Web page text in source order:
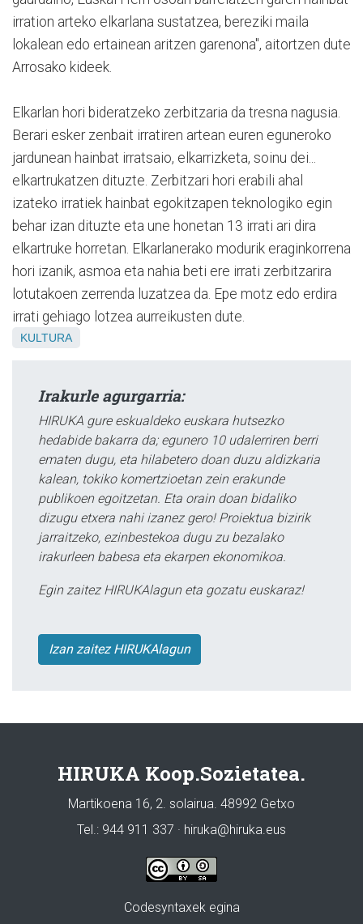
irration arteko elkarlana sustatzea, bereziki maila
lokalean edo ertainean aritzen garenona", aitortzen dute
Arrosako kideek.
Elkarlan hori bideratzeko zerbitzaria da tresna nagusia.
Berari esker zenbait irratiren artean euren eguneroko
jardunean hainbat irratsaio, elkarrizketa, soinu dei...
elkartrukatzen dituzte. Zerbitzari hori erabili ahal
izateko irratiek hainbat egokitzapen teknologiko egin
behar izan dituzte eta une honetan 13 irrati ari dira
elkartruke horretan. Elkarlanerako modurik eraginkorrena
hori izanik, asmoa eta nahia beti ere irrati zerbitzarira
lotutakoen zerrenda luzatzea da. Epe motz edo erdira
irrati gehiago lotzea aurreikusten dute.
KULTURA
Irakurle agurgarria:
HIRUKA gure eskualdeko euskara hutsezko
hedabide bakarra da; egunero 10 udalerriren berri
ematen dugu, eta hilabetero doan duzu aldizkaria
kalean, tokiko komertzioetan zein erakunde
publikoen egoitzetan. Eta orain doan bidaliko
dizugu etxera nahi izanez gero! Proiektua bizirik
jarraitzeko, ezinbestekoa dugu zu bezalako
irakurleen babesa eta ekarpen ekonomikoa.
Egin zaitez HIRUKAlagun eta gozatu euskaraz!
Izan zaitez HIRUKAlagun
HIRUKA Koop.Sozietatea.
Martikoena 16, 2. solairua. 48992 Getxo
Tel.: 944 911 337 · hiruka@hiruka.eus
Codesyntaxek egina